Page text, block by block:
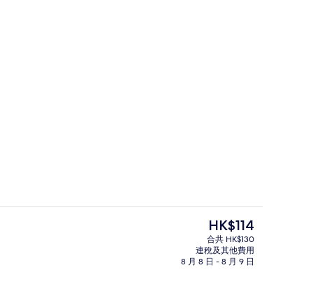
現
價
HK$114
HK$114
合共 HK$130
連稅及其他費用
8 月 8 日 - 8 月 9 日